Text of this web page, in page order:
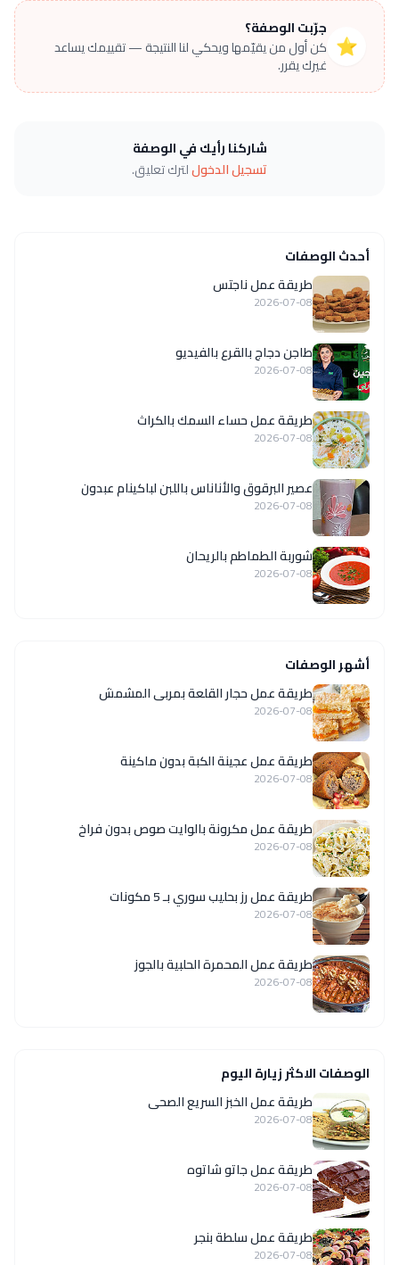
⭐
جرّبت الوصفة؟
كن أول من يقيّمها ويحكي لنا النتيجة — تقييمك يساعد
غيرك يقرر.
شاركنا رأيك في الوصفة
تسجيل الدخوللترك تعليق.
أحدث الوصفات
طريقة عمل ناجتس
2026-07-08
طاجن دجاج بالقرع بالفيديو
2026-07-08
طريقة عمل حساء السمك بالكراث
2026-07-08
عصير البرقوق والأناناس باللبن لباكينام عبدون
2026-07-08
شوربة الطماطم بالريحان
2026-07-08
أشهر الوصفات
طريقة عمل حجار القلعة بمربى المشمش
2026-07-08
طريقة عمل عجينة الكبة بدون ماكينة
2026-07-08
طريقة عمل مكرونة بالوايت صوص بدون فراخ
2026-07-08
طريقة عمل رز بحليب سوري بـ 5 مكونات
2026-07-08
طريقة عمل المحمرة الحلبية بالجوز
2026-07-08
الوصفات الاكثر زيارة اليوم
طريقة عمل الخبز السريع الصحى
2026-07-08
طريقة عمل جاتو شاتوه
2026-07-08
طريقة عمل سلطة بنجر
2026-07-08